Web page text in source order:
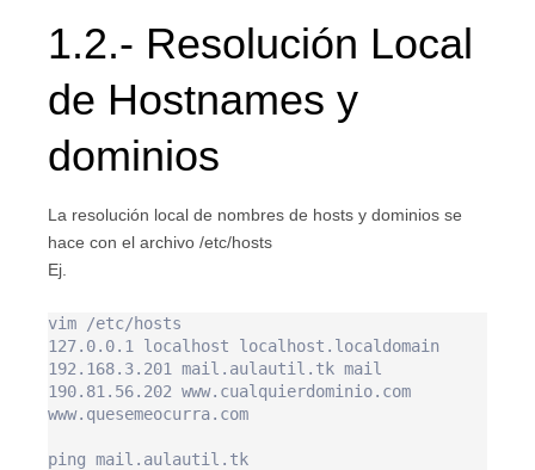
1.2.- Resolución Local
de Hostnames y
dominios
La resolución local de nombres de hosts y dominios se
hace con el archivo /etc/hosts
Ej.
vim /etc/hosts
127.0.0.1 localhost localhost.localdomain
192.168.3.201 mail.aulautil.tk mail
190.81.56.202 www.cualquierdominio.com
www.quesemeocurra.com